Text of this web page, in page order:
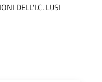
DELL'I.C. LUSI